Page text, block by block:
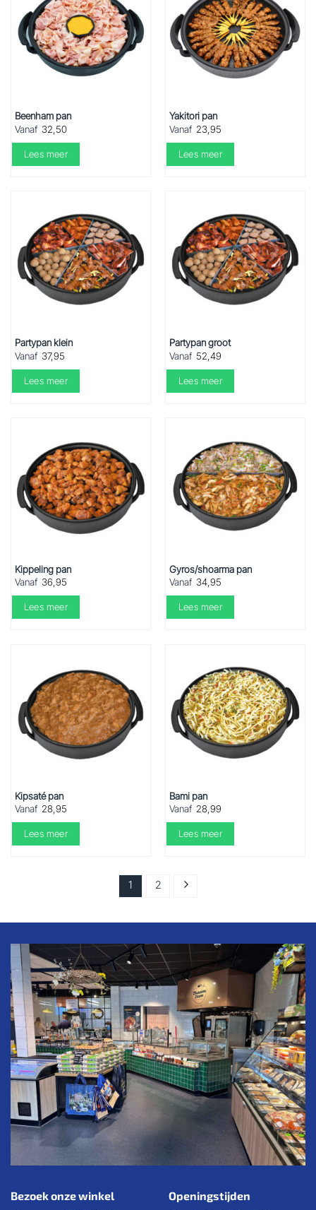
Beenham pan
Vanaf 32,50
Lees meer
Yakitori pan
Vanaf 23,95
Lees meer
Partypan klein
Vanaf 37,95
Lees meer
Partypan groot
Vanaf 52,49
Lees meer
Kippeling pan
Vanaf 36,95
Lees meer
Gyros/shoarma pan
Vanaf 34,95
Lees meer
Kipsaté pan
Vanaf 28,95
Lees meer
Bami pan
Vanaf 28,99
Lees meer
1 2
Bezoek onze winkel Openingstijden